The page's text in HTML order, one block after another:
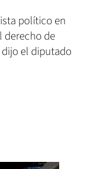
político en
derecho de
dijo el diputado